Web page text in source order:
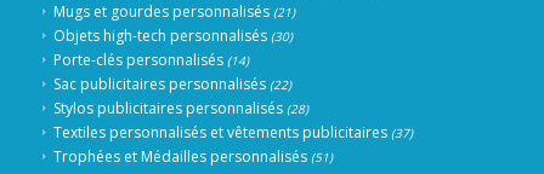
Mugs et gourdes personnalisés (21)
Objets high-tech personnalisés (30)
Porte-clés personnalisés (14)
Sac publicitaires personnalisés (22)
Stylos publicitaires personnalisés (28)
Textiles personnalisés et vêtements publicitaires (37)
Trophées et Médailles personnalisés (51)